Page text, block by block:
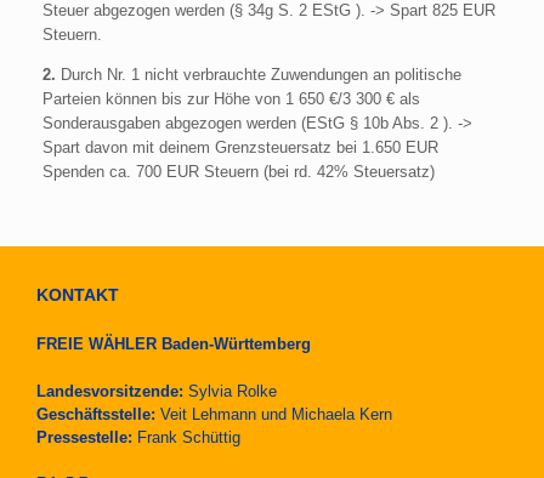
Steuer abgezogen werden (§ 34g S. 2 EStG ). -> Spart 825 EUR
Steuern.
2. Durch Nr. 1 nicht verbrauchte Zuwendungen an politische
Parteien können bis zur Höhe von 1 650 €/3 300 € als
Sonderausgaben abgezogen werden (EStG § 10b Abs. 2 ). ->
Spart davon mit deinem Grenzsteuersatz bei 1.650 EUR
Spenden ca. 700 EUR Steuern (bei rd. 42% Steuersatz)
KONTAKT
FREIE WÄHLER Baden-Württemberg
Landesvorsitzende: Sylvia Rolke
Geschäftsstelle: Veit Lehmann und Michaela Kern
Pressestelle: Frank Schüttig